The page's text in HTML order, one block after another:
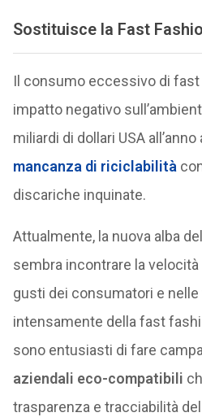
Sostituisce la Fast
Il consumo eccessivo di
impatto negativo
miliardi di dollari USA
mancanza di riciclabilità
discariche inquinate.
Attualmente, la nuova alba
sembra incontrare la
gusti dei consumatori e
intensamente della fast
sono entusiasti di fare
aziendali eco-compatibili
trasparenza e tracciabilità